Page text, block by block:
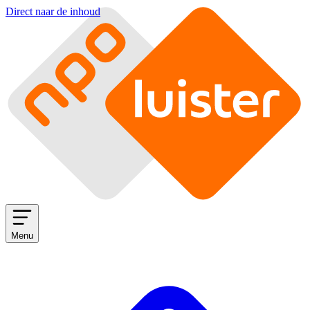
Direct naar de inhoud
Menu